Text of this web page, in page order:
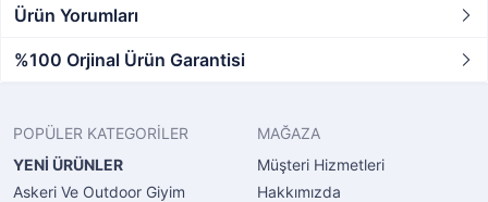
Ürün Yorumları
%100 Orjinal Ürün Garantisi
POPÜLER KATEGORİLER
YENİ ÜRÜNLER
Askeri Ve Outdoor Giyim
MAĞAZA
Müşteri Hizmetleri
Hakkımızda